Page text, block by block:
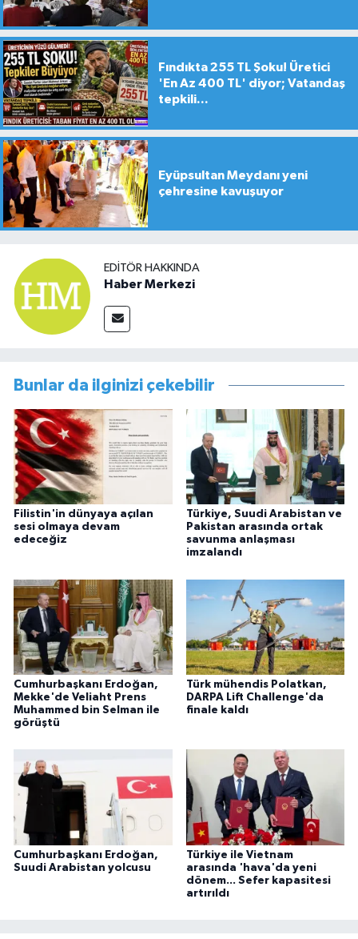
Fındıkta 255 TL Şoku! Üretici
'En Az 400 TL' diyor; Vatandaş
tepkili...
Eyüpsultan Meydanı yeni
çehresine kavuşuyor
EDITÖR HAKKINDA
Haber Merkezi
Bunlar da ilginizi çekebilir
Filistin'in dünyaya açılan
sesi olmaya devam
edeceğiz
Türkiye, Suudi Arabistan ve
Pakistan arasında ortak
savunma anlaşması
imzalandı
Cumhurbaşkanı Erdoğan,
Mekke'de Veliaht Prens
Muhammed bin Selman ile
görüştü
Türk mühendis Polatkan,
DARPA Lift Challenge'da
finale kaldı
Cumhurbaşkanı Erdoğan,
Suudi Arabistan yolcusu
Türkiye ile Vietnam
arasında 'hava'da yeni
dönem... Sefer kapasitesi
artırıldı